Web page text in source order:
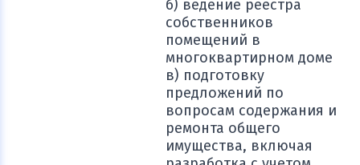
б) ведение реестра
собственников
помещений в
многоквартирном доме
в) подготовку
предложений по
вопросам содержания и
ремонта общего
имущества, включая